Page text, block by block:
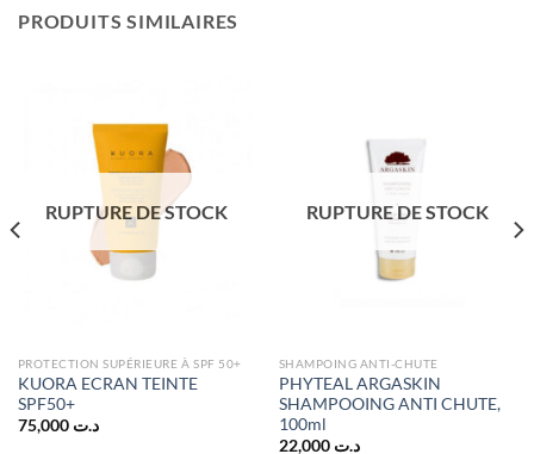
PRODUITS SIMILAIRES
RUPTURE DE STOCK
PROTECTION SUPÉRIEURE À SPF 50+
KUORA ECRAN TEINTE
SPF50+
د.ت 75,000
RUPTURE DE STOCK
SHAMPOING ANTI-CHUTE
PHYTEAL ARGASKIN
SHAMPOOING ANTI CHUTE,
100ml
د.ت 22,000